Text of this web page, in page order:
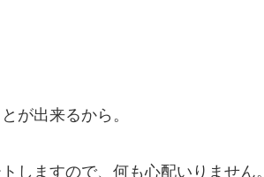
が出来るから。
しますので、何も心配いりません。